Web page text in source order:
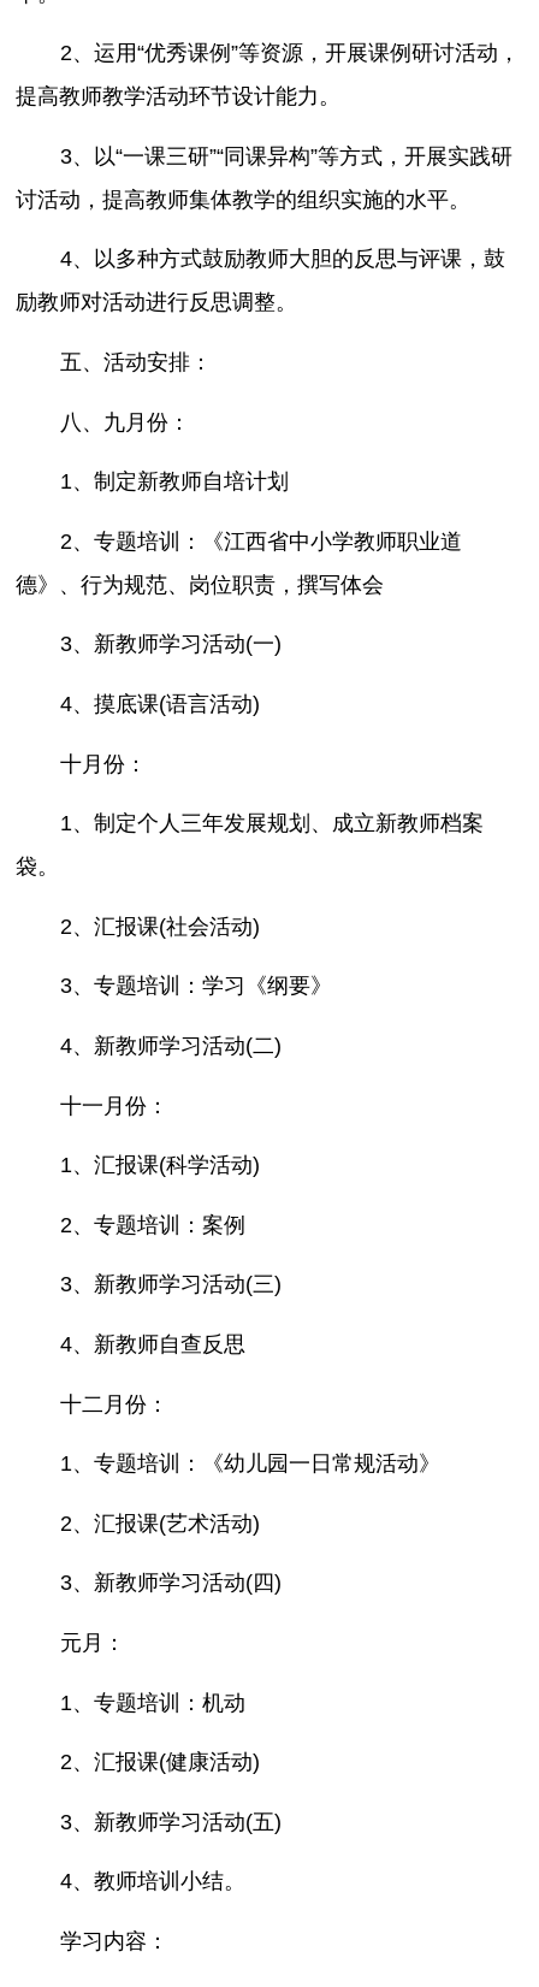
2、运用“优秀课例”等资源，开展课例研讨活动，
提高教师教学活动环节设计能力。
3、以“一课三研”“同课异构”等方式，开展实践研
讨活动，提高教师集体教学的组织实施的水平。
4、以多种方式鼓励教师大胆的反思与评课，鼓
励教师对活动进行反思调整。
五、活动安排：
八、九月份：
1、制定新教师自培计划
2、专题培训：《江西省中小学教师职业道
德》、行为规范、岗位职责，撰写体会
3、新教师学习活动(一)
4、摸底课(语言活动)
十月份：
1、制定个人三年发展规划、成立新教师档案
袋。
2、汇报课(社会活动)
3、专题培训：学习《纲要》
4、新教师学习活动(二)
十一月份：
1、汇报课(科学活动)
2、专题培训：案例
3、新教师学习活动(三)
4、新教师自查反思
十二月份：
1、专题培训：《幼儿园一日常规活动》
2、汇报课(艺术活动)
3、新教师学习活动(四)
元月：
1、专题培训：机动
2、汇报课(健康活动)
3、新教师学习活动(五)
4、教师培训小结。
学习内容：